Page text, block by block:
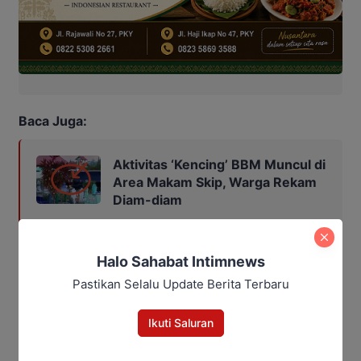
Baca Juga:
Aktivitas ‘Kencing’ BBM Muncul di
Area Makam Skip, Warga Rekam
Diam-diam
Halo Sahabat Intimnews
Pastikan Selalu Update Berita Terbaru
Ikuti Saluran